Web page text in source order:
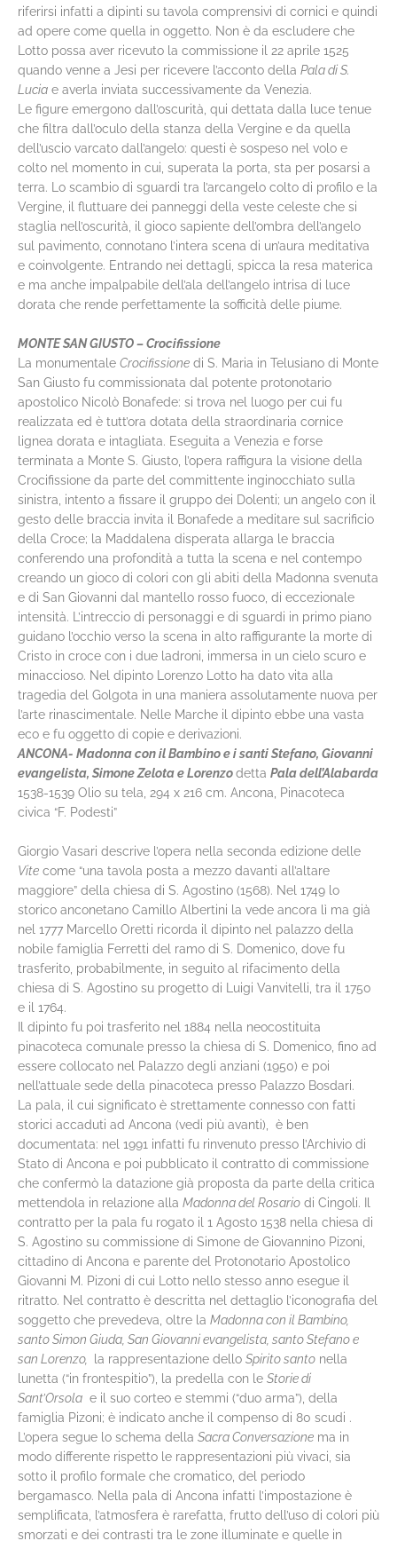
riferirsi infatti a dipinti su tavola comprensivi di cornici e quindi
ad opere come quella in oggetto. Non è da escludere che
Lotto possa aver ricevuto la commissione il 22 aprile 1525
quando venne a Jesi per ricevere l’acconto della Pala di S.
Lucia e averla inviata successivamente da Venezia.
Le figure emergono dall’oscurità, qui dettata dalla luce tenue
che filtra dall’oculo della stanza della Vergine e da quella
dell’uscio varcato dall’angelo: questi è sospeso nel volo e
colto nel momento in cui, superata la porta, sta per posarsi a
terra. Lo scambio di sguardi tra l’arcangelo colto di profilo e la
Vergine, il fluttuare dei panneggi della veste celeste che si
staglia nell’oscurità, il gioco sapiente dell’ombra dell’angelo
sul pavimento, connotano l’intera scena di un’aura meditativa
e coinvolgente. Entrando nei dettagli, spicca la resa materica
e ma anche impalpabile dell’ala dell’angelo intrisa di luce
dorata che rende perfettamente la sofficità delle piume.
MONTE SAN GIUSTO – Crocifissione
La monumentale Crocifissione di S. Maria in Telusiano di Monte
San Giusto fu commissionata dal potente protonotario
apostolico Nicolò Bonafede: si trova nel luogo per cui fu
realizzata ed è tutt’ora dotata della straordinaria cornice
lignea dorata e intagliata. Eseguita a Venezia e forse
terminata a Monte S. Giusto, l’opera raffigura la visione della
Crocifissione da parte del committente inginocchiato sulla
sinistra, intento a fissare il gruppo dei Dolenti; un angelo con il
gesto delle braccia invita il Bonafede a meditare sul sacrificio
della Croce; la Maddalena disperata allarga le braccia
conferendo una profondità a tutta la scena e nel contempo
creando un gioco di colori con gli abiti della Madonna svenuta
e di San Giovanni dal mantello rosso fuoco, di eccezionale
intensità. L’intreccio di personaggi e di sguardi in primo piano
guidano l’occhio verso la scena in alto raffigurante la morte di
Cristo in croce con i due ladroni, immersa in un cielo scuro e
minaccioso. Nel dipinto Lorenzo Lotto ha dato vita alla
tragedia del Golgota in una maniera assolutamente nuova per
l’arte rinascimentale. Nelle Marche il dipinto ebbe una vasta
eco e fu oggetto di copie e derivazioni.
ANCONA- Madonna con il Bambino e i santi Stefano, Giovanni
evangelista, Simone Zelota e Lorenzodetta Pala dell’Alabarda
1538-1539 Olio su tela, 294 x 216 cm. Ancona, Pinacoteca
civica “F. Podesti”
Giorgio Vasari descrive l’opera nella seconda edizione delle
Vite come “una tavola posta a mezzo davanti all’altare
maggiore” della chiesa di S. Agostino (1568). Nel 1749 lo
storico anconetano Camillo Albertini la vede ancora lì ma già
nel 1777 Marcello Oretti ricorda il dipinto nel palazzo della
nobile famiglia Ferretti del ramo di S. Domenico, dove fu
trasferito, probabilmente, in seguito al rifacimento della
chiesa di S. Agostino su progetto di Luigi Vanvitelli, tra il 1750
e il 1764.
Il dipinto fu poi trasferito nel 1884 nella neocostituita
pinacoteca comunale presso la chiesa di S. Domenico, fino ad
essere collocato nel Palazzo degli anziani (1950) e poi
nell’attuale sede della pinacoteca presso Palazzo Bosdari.
La pala, il cui significato è strettamente connesso con fatti
storici accaduti ad Ancona (vedi più avanti), è ben
documentata: nel 1991 infatti fu rinvenuto presso l’Archivio di
Stato di Ancona e poi pubblicato il contratto di commissione
che confermò la datazione già proposta da parte della critica
mettendola in relazione alla Madonna del Rosario di Cingoli. Il
contratto per la pala fu rogato il 1 Agosto 1538 nella chiesa di
S. Agostino su commissione di Simone de Giovannino Pizoni,
cittadino di Ancona e parente del Protonotario Apostolico
Giovanni M. Pizoni di cui Lotto nello stesso anno esegue il
ritratto. Nel contratto è descritta nel dettaglio l’iconografia del
soggetto che prevedeva, oltre la Madonna con il Bambino,
santo Simon Giuda, San Giovanni evangelista, santo Stefano e
san Lorenzo,
la rappresentazione dello Spirito santo nella
lunetta (“in frontespitio”), la predella con le Storie di
Sant’Orsola e il suo corteo e stemmi (“duo arma”), della
famiglia Pizoni; è indicato anche il compenso di 80 scudi .
L’opera segue lo schema della Sacra Conversazione ma in
modo differente rispetto le rappresentazioni più vivaci, sia
sotto il profilo formale che cromatico, del periodo
bergamasco. Nella pala di Ancona infatti l’impostazione è
semplificata, l’atmosfera è rarefatta, frutto dell’uso di colori più
smorzati e dei contrasti tra le zone illuminate e quelle in